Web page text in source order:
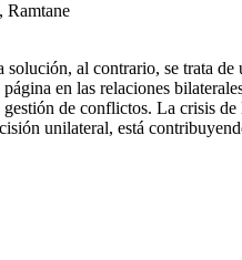
Ramtane
al contrario, se trata
en las relaciones
de conflictos. La crisis
unilateral, está